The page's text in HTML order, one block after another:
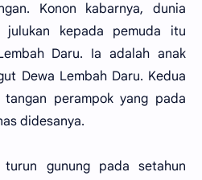
Konon kabarnya, dunia
julukan kepada pemuda itu
Daru. Ia adalah anak
Dewa Lembah Daru. Kedua
perampok yang pada
didesanya.
turun gunung pada setahun